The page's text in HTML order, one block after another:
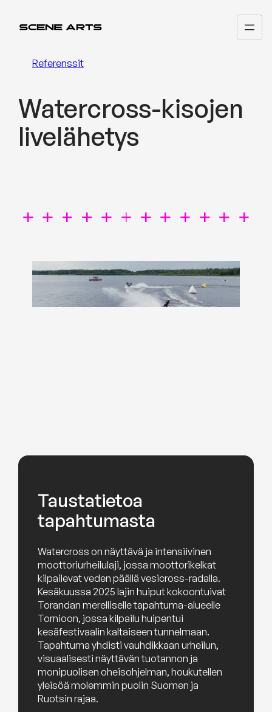
sisältöön
Referenssit
Watercross-kisojen
livelähetys
Taustatietoa
tapahtumasta
Watercross on näyttävä ja intensiivinen
moottoriurheilulaji, jossa moottorikelkat
kilpailevat veden päällä vesicross-radalla.
Kesäkuussa 2025 lajin huiput kokoontuivat
Torandan merelliselle tapahtuma-alueelle
Tornioon, jossa kilpailu huipentui
kesäfestivaalin kaltaiseen tunnelmaan.
Tapahtuma yhdisti vauhdikkaan urheilun,
visuaalisesti näyttävän tuotannon ja
monipuolisen oheisohjelman, houkutellen
yleisöä molemmin puolin Suomen ja
Ruotsin rajaa.